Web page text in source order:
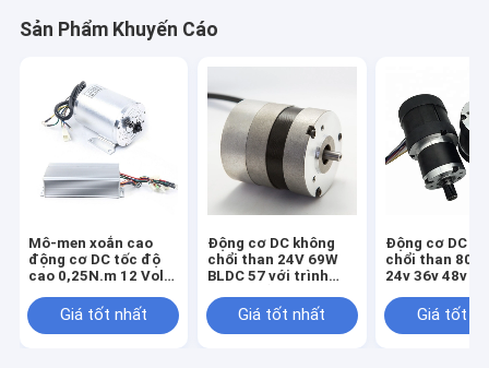
Sản Phẩm Khuyến Cáo
Mô-men xoắn cao
động cơ DC tốc độ
cao 0,25N.m 12 Volt
Giá tốt nhất
Động cơ DC không
chổi than 24V 69W
BLDC 57 với trình
Giá tốt nhất
Động cơ DC
chổi than
24v 36v 48v
300w 400w
Giá tốt